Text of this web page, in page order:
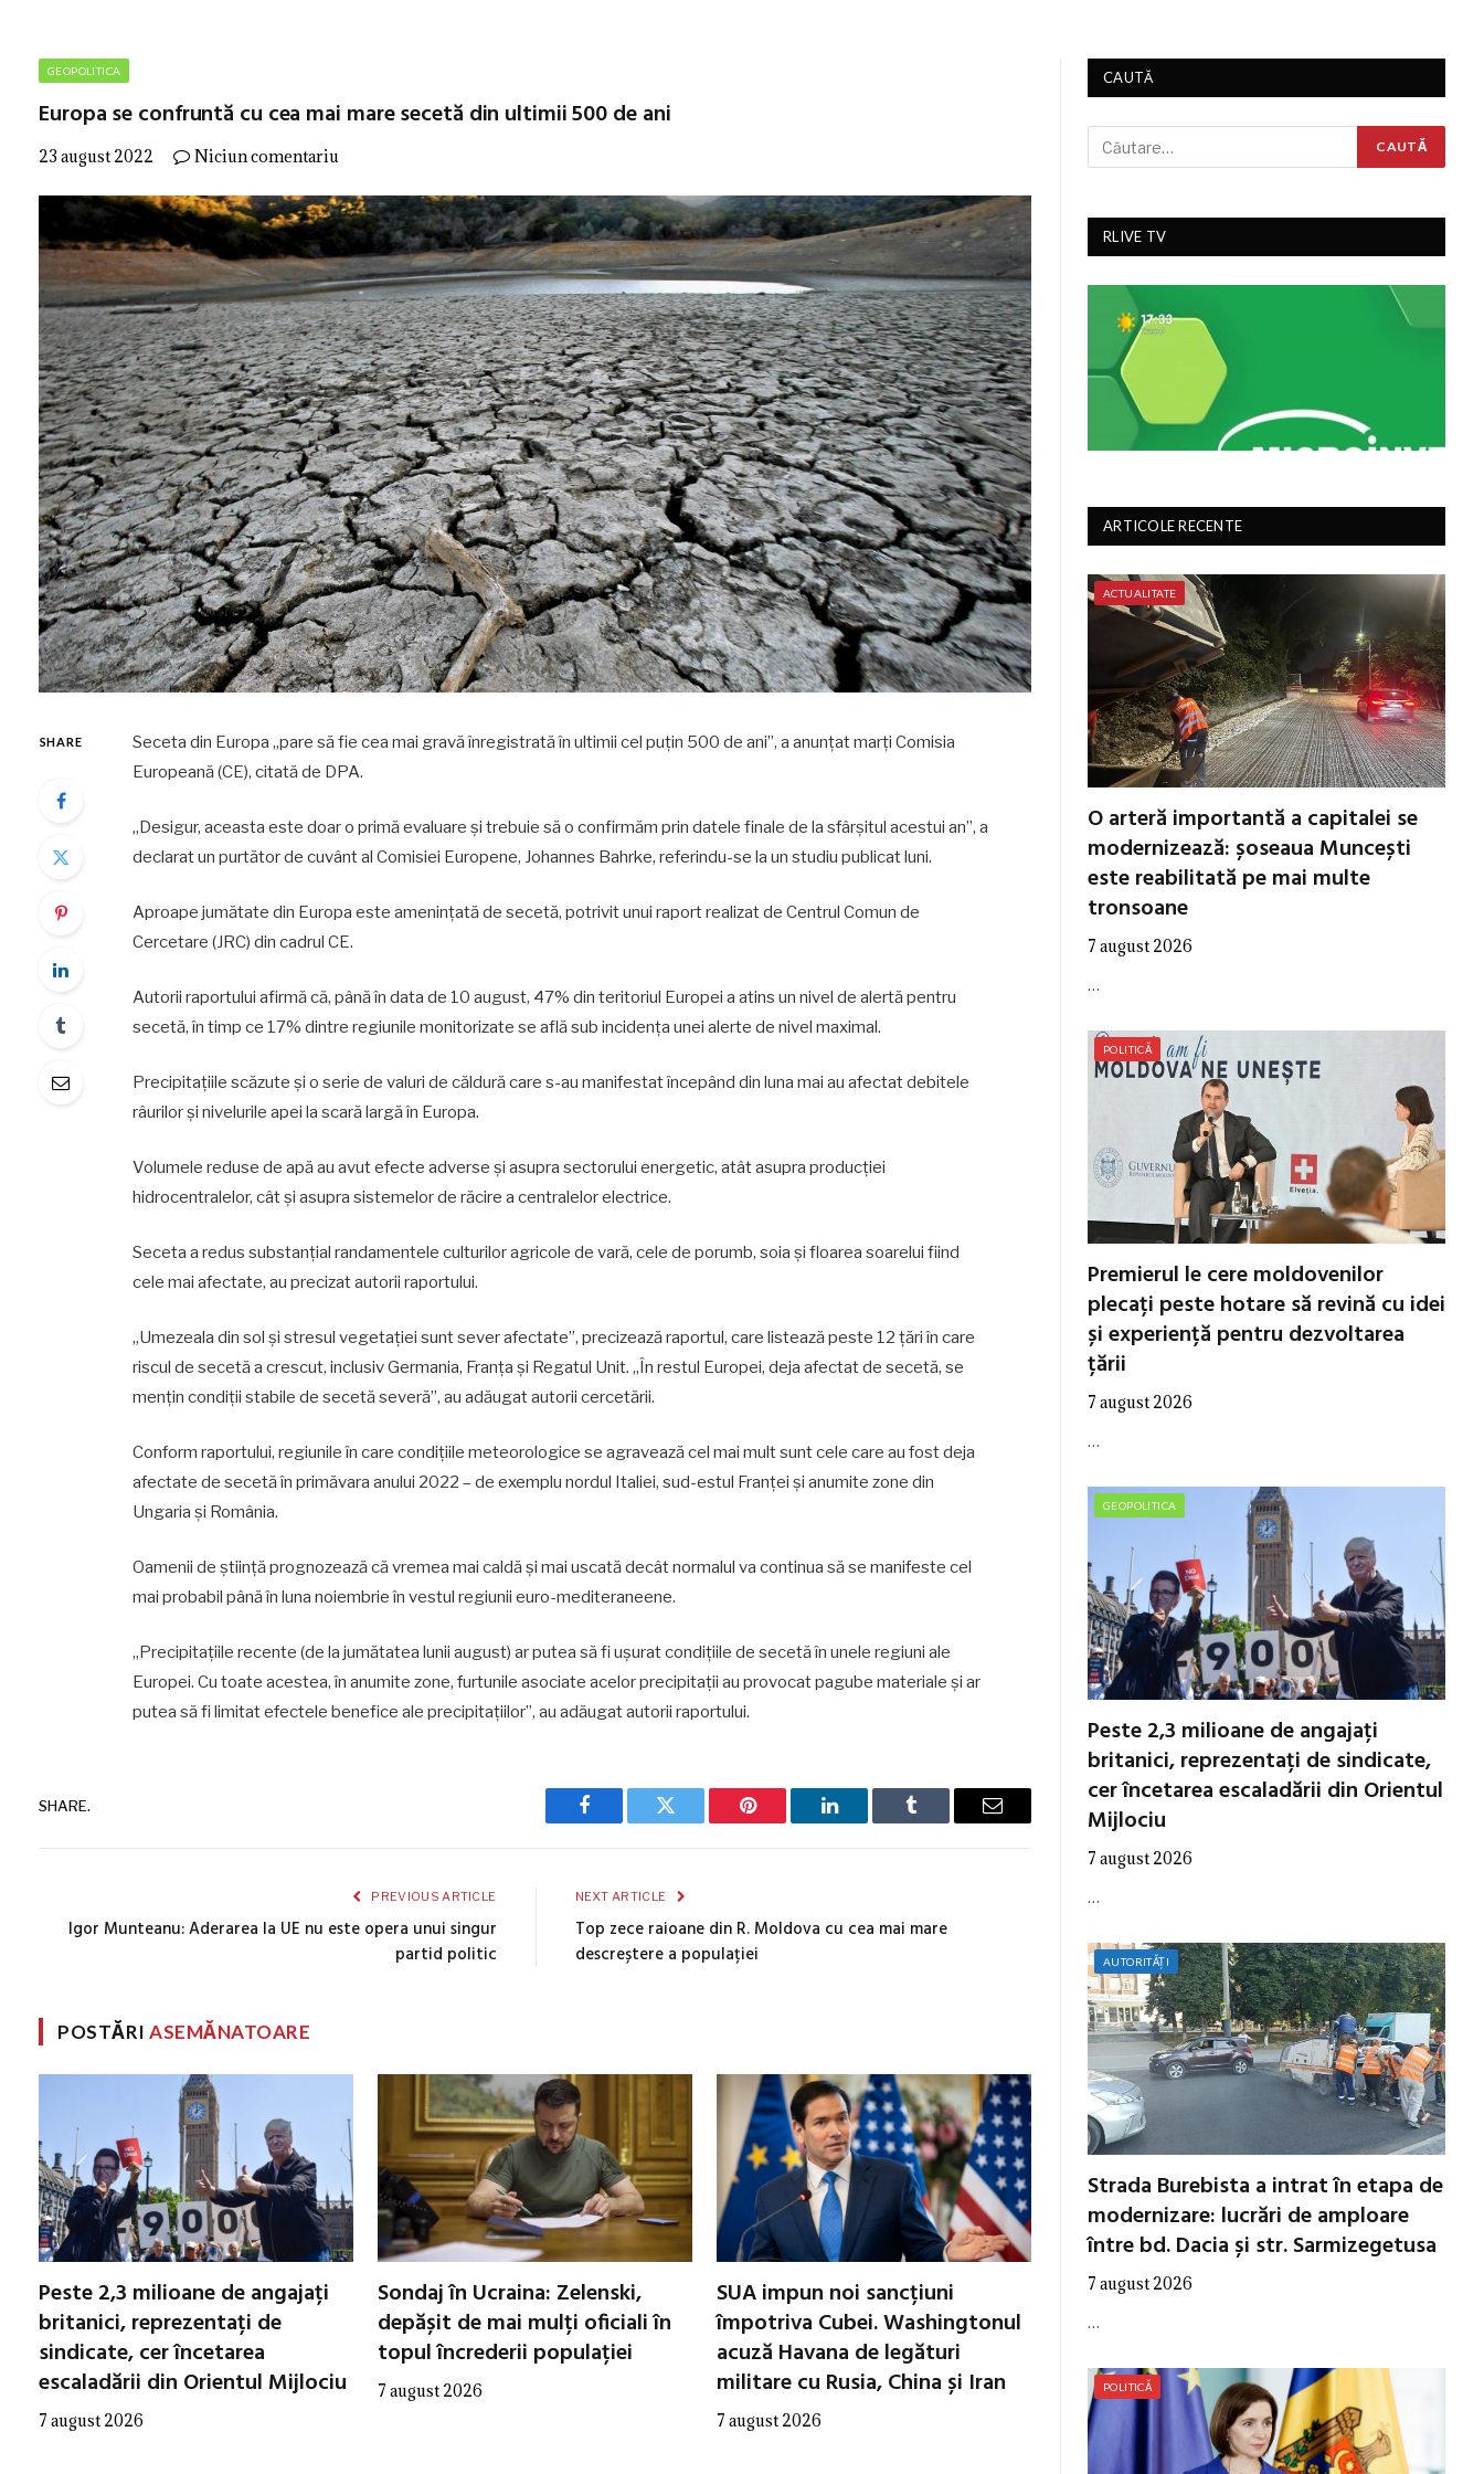
GEOPOLITICA
Europa se confruntă cu cea mai mare secetă din ultimii 500 de ani
23 august 2022 Niciun comentariu
SHARE
Seceta din Europa „pare să fie cea mai gravă înregistrată în ultimii cel puţin 500 de ani”, a anunţat marţi Comisia
Europeană (CE), citată de DPA.
„Desigur, aceasta este doar o primă evaluare şi trebuie să o confirmăm prin datele finale de la sfârşitul acestui an”, a
declarat un purtător de cuvânt al Comisiei Europene, Johannes Bahrke, referindu-se la un studiu publicat luni.
Aproape jumătate din Europa este ameninţată de secetă, potrivit unui raport realizat de Centrul Comun de
Cercetare (JRC) din cadrul CE.
Autorii raportului afirmă că, până în data de 10 august, 47% din teritoriul Europei a atins un nivel de alertă pentru
secetă, în timp ce 17% dintre regiunile monitorizate se află sub incidenţa unei alerte de nivel maximal.
Precipitaţiile scăzute şi o serie de valuri de căldură care s-au manifestat începând din luna mai au afectat debitele
râurilor şi nivelurile apei la scară largă în Europa.
Volumele reduse de apă au avut efecte adverse şi asupra sectorului energetic, atât asupra producţiei
hidrocentralelor, cât şi asupra sistemelor de răcire a centralelor electrice.
Seceta a redus substanţial randamentele culturilor agricole de vară, cele de porumb, soia şi floarea soarelui fiind
cele mai afectate, au precizat autorii raportului.
„Umezeala din sol şi stresul vegetaţiei sunt sever afectate”, precizează raportul, care listează peste 12 ţări în care
riscul de secetă a crescut, inclusiv Germania, Franţa şi Regatul Unit. „În restul Europei, deja afectat de secetă, se
menţin condiţii stabile de secetă severă”, au adăugat autorii cercetării.
Conform raportului, regiunile în care condiţiile meteorologice se agravează cel mai mult sunt cele care au fost deja
afectate de secetă în primăvara anului 2022 – de exemplu nordul Italiei, sud-estul Franţei şi anumite zone din
Ungaria şi România.
Oamenii de ştiinţă prognozează că vremea mai caldă şi mai uscată decât normalul va continua să se manifeste cel
mai probabil până în luna noiembrie în vestul regiunii euro-mediteraneene.
„Precipitaţiile recente (de la jumătatea lunii august) ar putea să fi uşurat condiţiile de secetă în unele regiuni ale
Europei. Cu toate acestea, în anumite zone, furtunile asociate acelor precipitaţii au provocat pagube materiale şi ar
putea să fi limitat efectele benefice ale precipitaţiilor”, au adăugat autorii raportului.
SHARE.
Facebook Twitter Pinterest LinkedIn Tumblr Email
PREVIOUS ARTICLE
Igor Munteanu: Aderarea la UE nu este opera unui singur
partid politic
NEXT ARTICLE
Top zece raioane din R. Moldova cu cea mai mare
descreștere a populației
POSTĂRIASEMĂNATOARE
Peste 2,3 milioane de angajați
britanici, reprezentați de
sindicate, cer încetarea
escaladării din Orientul Mijlociu
7 august 2026
Sondaj în Ucraina: Zelenski,
depășit de mai mulți oficiali în
topul încrederii populației
7 august 2026
SUA impun noi sancțiuni
împotriva Cubei. Washingtonul
acuză Havana de legături
militare cu Rusia, China și Iran
7 august 2026
CAUTĂ
RLIVE TV
ARTICOLE RECENTE
ACTUALITATE
O arteră importantă a capitalei se
modernizează: șoseaua Muncești
este reabilitată pe mai multe
tronsoane
7 august 2026
…
POLITICĂ
Premierul le cere moldovenilor
plecați peste hotare să revină cu idei
și experiență pentru dezvoltarea
țării
7 august 2026
…
GEOPOLITICA
Peste 2,3 milioane de angajați
britanici, reprezentați de sindicate,
cer încetarea escaladării din Orientul
Mijlociu
7 august 2026
…
AUTORITĂȚI
Strada Burebista a intrat în etapa de
modernizare: lucrări de amploare
între bd. Dacia și str. Sarmizegetusa
7 august 2026
…
POLITICĂ